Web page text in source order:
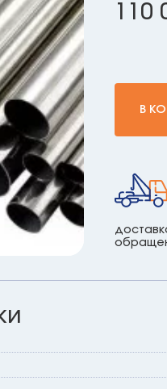
110
В